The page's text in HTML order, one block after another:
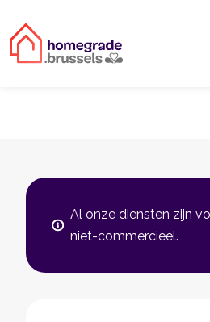
Al onze diensten zijn
niet-commercieel.